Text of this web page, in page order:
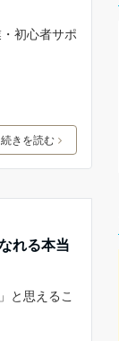
初心者サポ
続きを読む
れる本当
と思えるこ